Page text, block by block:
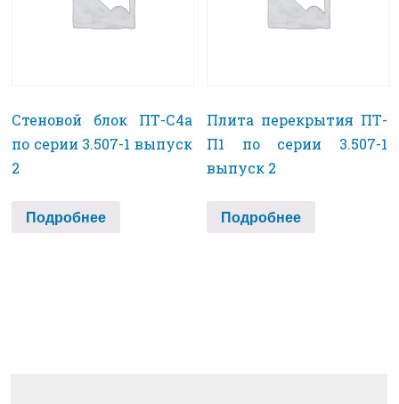
Стеновой блок ПТ-С4а
по серии 3.507-1 выпуск
2
Подробнее
Плита перекрытия ПТ-
П1 по серии 3.507-1
выпуск 2
Подробнее